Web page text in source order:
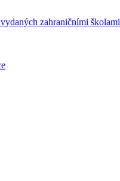
zahraničními školami